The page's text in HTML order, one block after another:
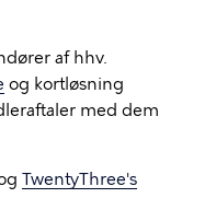
af hhv.
og kortløsning
med dem
TwentyThree's